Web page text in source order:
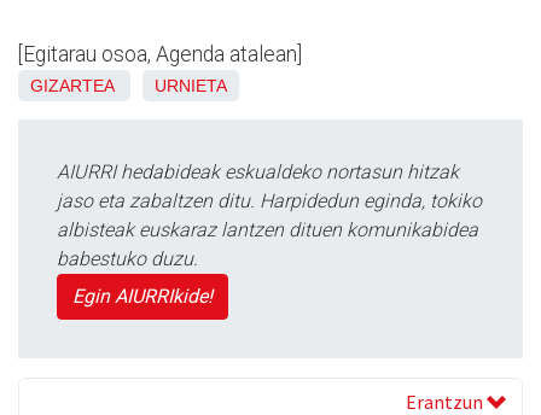
[Egitarau osoa, Agenda atalean]
GIZARTEA URNIETA
AIURRI hedabideak eskualdeko nortasun hitzak
jaso eta zabaltzen ditu. Harpidedun eginda, tokiko
albisteak euskaraz lantzen dituen komunikabidea
babestuko duzu.
Egin AIURRIkide!
Erantzun